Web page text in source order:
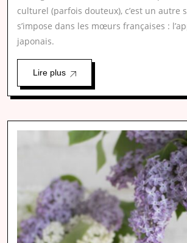
culturel (parfois douteux), c’est un autre
s’impose dans les mœurs françaises :
japonais.
Lire plus